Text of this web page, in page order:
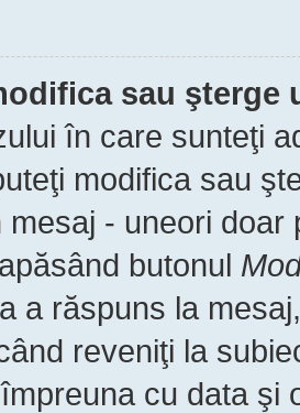
sau şterge
în care sunteţi
modifica sau
mesaj - uneori
butonul
a răspuns la
reveniţi la
cu data şi